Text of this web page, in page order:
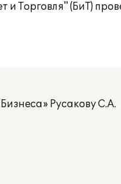
и Торговля" (БиТ)
Русакову С.А.